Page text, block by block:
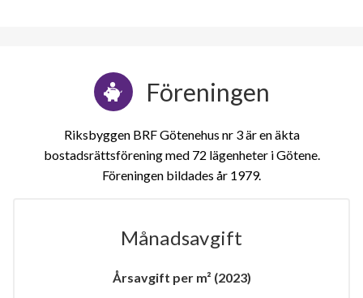
Föreningen
Riksbyggen BRF Götenehus nr 3 är en äkta
bostadsrättsförening med 72 lägenheter i Götene.
Föreningen bildades år 1979
Månadsavgift
Årsavgift per m² (2023)